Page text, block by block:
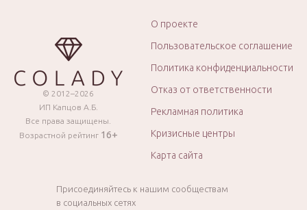
© 2012–2026
ИП Капцов А.Б.
Все права защищены.
Возрастной рейтинг 16+
О проекте
Пользовательское соглашение
Политика конфиденциальности
Отказ от ответственности
Рекламная политика
Кризисные центры
Карта сайта
Присоединяйтесь к нашим сообществам
в социальных сетях